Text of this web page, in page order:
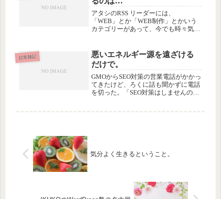
アタシのRSS リーダーには、
「WEB」とか「WEB制作」とかいう
カテゴリーがあって、今でも時々気ま
い」といわれる内容で、めちゃ新しい
ことってほとんどなくて、みんな以前
から...
日常雑記
悪いエネルギー源を遠ざける
だけで。
GMOからSEO対策の営業電話がかかっ
てきたけど、ろくに話も聞かずに電話
を切った。「SEO対策はしませんの
気分よく生きるということ。